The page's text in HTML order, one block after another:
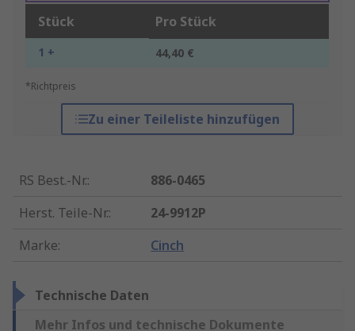
Stück Pro Stück
1 + 44,40 €
*Richtpreis
Zu einer Teileliste hinzufügen
RS Best.-Nr.:
886-0465
Herst. Teile-Nr.:
24-9912P
Marke: Cinch
Technische Daten
Mehr Infos und technische Dokumente